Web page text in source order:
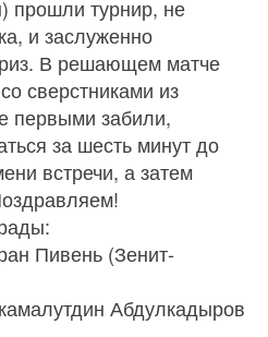
прошли турнир, не
и заслуженно
В решающем матче
сверстниками из
первыми забили,
за шесть минут до
встречи, а затем
Пивень (Зенит-
Абдулкадыров